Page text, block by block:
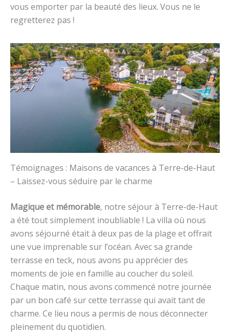
vous emporter par la beauté des lieux. Vous ne le
regretterez pas !
Témoignages : Maisons de vacances à Terre-de-Haut
– Laissez-vous séduire par le charme
Magique et mémorable, notre séjour à Terre-de-Haut
a été tout simplement inoubliable ! La villa où nous
avons séjourné était à deux pas de la plage et offrait
une vue imprenable sur l’océan. Avec sa grande
terrasse en teck, nous avons pu apprécier des
moments de joie en famille au coucher du soleil.
Chaque matin, nous avons commencé notre journée
par un bon café sur cette terrasse qui avait tant de
charme. Ce lieu nous a permis de nous déconnecter
pleinement du quotidien.